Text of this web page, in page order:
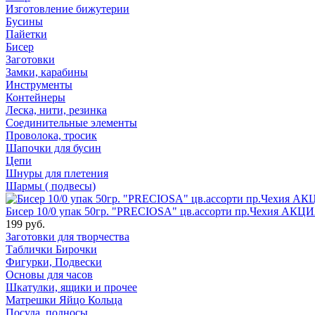
Изготовление бижутерии
Бусины
Пайетки
Бисер
Заготовки
Замки, карабины
Инструменты
Контейнеры
Леска, нити, резинка
Соединительные элементы
Проволока, тросик
Шапочки для бусин
Цепи
Шнуры для плетения
Шармы ( подвесы)
Бисер 10/0 упак 50гр. "PRECIOSA" цв.ассорти пр.Чехия
199 руб.
Заготовки для творчества
Таблички Бирочки
Фигурки, Подвески
Основы для часов
Шкатулки, ящики и прочее
Матрешки Яйцо Кольца
Посуда, подносы